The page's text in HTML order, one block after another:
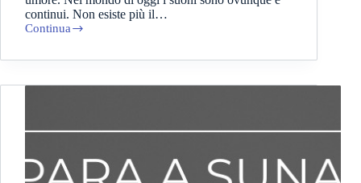
continui. Non esiste più il…
Continua
Suoni